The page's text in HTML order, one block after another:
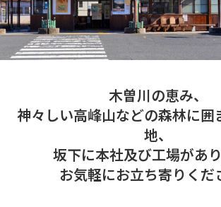
木曽川の恵み、
神々しい高峰山などの森林に囲
地、
坂下に本社及び工場があり
お気軽にお立ち寄りくだ